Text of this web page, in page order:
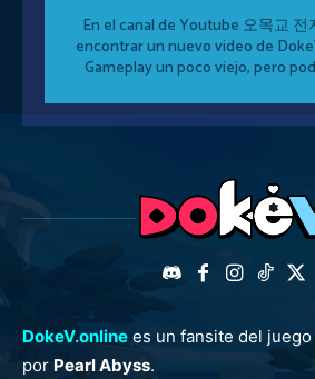
En el canal de Youtube 오목교
encontrar un nuevo video de
Gameplay un poco viejo, pero
DokeV.online es un fansite del
por Pearl Abyss.